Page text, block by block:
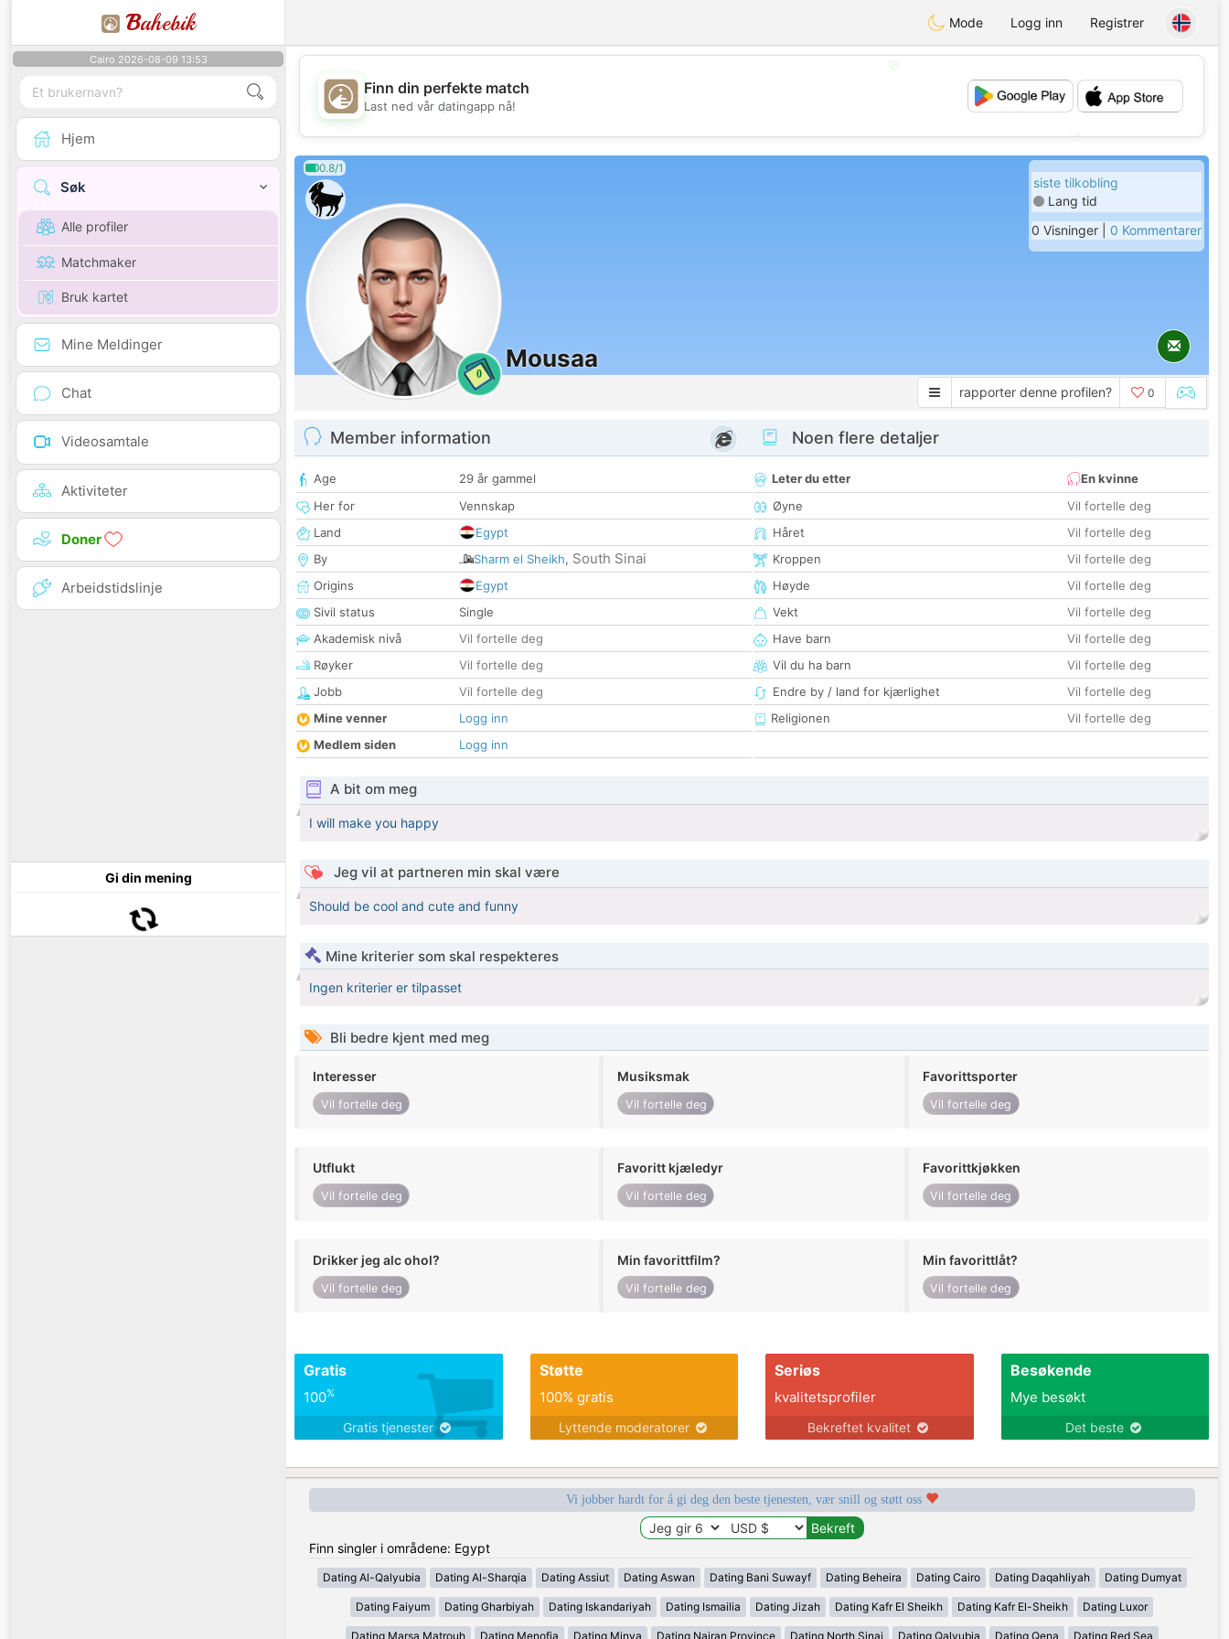
Bahebik Mode Logg inn Registrer
Cairo 2026-08-09 13:53
Hjem
Søk
Alle profiler
Matchmaker
Bruk kartet
Mine Meldinger
Chat
Videosamtale
Aktiviteter
Doner
Arbeidstidslinje
Gi din mening
💖
💕
Finn din perfekte match
Last ned vår datingapp nå!
0.8/1
0
Mousaa
siste tilkobling
Lang tid
0 Visninger | 0 Kommentarer
rapporter denne profilen? 0
Member information
Age
29 år gammel
Her for
Vennskap
Land
Egypt
By
Sharm el Sheikh, South Sinai
Origins
Egypt
Sivil status
Single
Akademisk nivå
Vil fortelle deg
Røyker
Vil fortelle deg
Jobb
Vil fortelle deg
Mine venner
Logg inn
Medlem siden
Logg inn
Noen flere detaljer
Leter du etter
En kvinne
Øyne
Vil fortelle deg
Håret
Vil fortelle deg
Kroppen
Vil fortelle deg
Høyde
Vil fortelle deg
Vekt
Vil fortelle deg
Have barn
Vil fortelle deg
Vil du ha barn
Vil fortelle deg
Endre by / land for kjærlighet
Vil fortelle deg
Religionen
Vil fortelle deg
A bit om meg
I will make you happy
Jeg vil at partneren min skal være
Should be cool and cute and funny
Mine kriterier som skal respekteres
Ingen kriterier er tilpasset
Bli bedre kjent med meg
Interesser
Vil fortelle deg
Musiksmak
Vil fortelle deg
Favorittsporter
Vil fortelle deg
Utflukt
Vil fortelle deg
Favoritt kjæledyr
Vil fortelle deg
Favorittkjøkken
Vil fortelle deg
Drikker jeg alc ohol?
Vil fortelle deg
Min favorittfilm?
Vil fortelle deg
Min favorittlåt?
Vil fortelle deg
Gratis
100%
Gratis tjenester
Støtte
100% gratis
Lyttende moderatorer
Seriøs
kvalitetsprofiler
Bekreftet kvalitet
Besøkende
Mye besøkt
Det beste
Vi jobber hardt for å gi deg den beste tjenesten, vær snill og støtt oss
Finn singler i områdene: Egypt
Dating Al-Qalyubia Dating Al-Sharqia Dating Assiut Dating Aswan Dating Bani Suwayf Dating Beheira Dating Cairo Dating Daqahliyah Dating Dumyat
Dating Faiyum Dating Gharbiyah Dating Iskandariyah Dating Ismailia Dating Jizah Dating Kafr El Sheikh Dating Kafr El-Sheikh Dating Luxor
Dating Marsa Matrouh Dating Menofia Dating Minya Dating Najran Province Dating North Sinai Dating Qalyubia Dating Qena Dating Red Sea